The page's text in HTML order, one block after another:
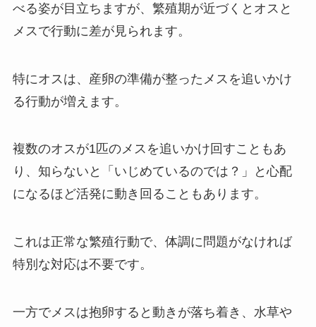
べる姿が目立ちますが、繁殖期が近づくとオスと
メスで行動に差が見られます。
特にオスは、産卵の準備が整ったメスを追いかけ
る行動が増えます。
複数のオスが1匹のメスを追いかけ回すこともあ
り、知らないと「いじめているのでは？」と心配
になるほど活発に動き回ることもあります。
これは正常な繁殖行動で、体調に問題がなければ
特別な対応は不要です。
一方でメスは抱卵すると動きが落ち着き、水草や